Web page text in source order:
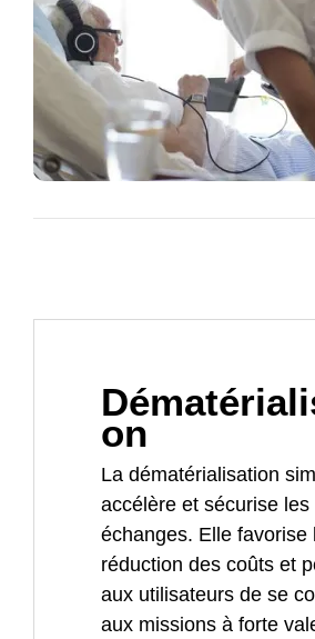
on
La dématérialisation
accélère et sécurise les
échanges. Elle favorise
réduction des coûts et
aux utilisateurs de se
aux missions à forte